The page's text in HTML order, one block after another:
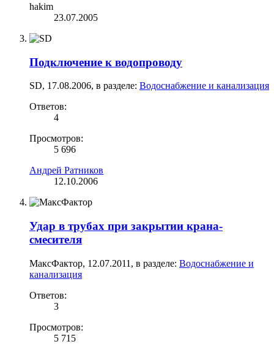
hakim
23.07.2005
Подключение к водопроводу
SD, 17.08.2006, в разделе: Водоснабжение и канализация
Ответов:
4
Просмотров:
5 696
Андрей Ратников
12.10.2006
Удар в трубах при закрытии крана-
смесителя
МаксФактор, 12.07.2011 , в разделе: Водоснабжение и
канализация
Ответов:
3
Просмотров:
5 715